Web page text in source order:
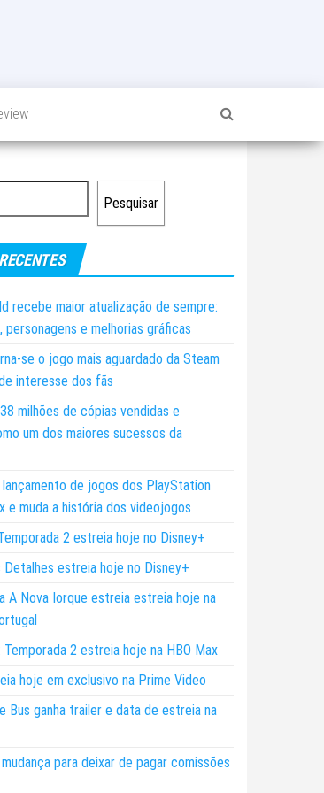
Pesquisar
recebe maior atualização de sempre:
e melhorias gráficas
se o jogo mais aguardado da Steam
interesse dos fãs
milhões de cópias vendidas e
um dos maiores sucessos da
de jogos dos PlayStation
e muda a história dos videojogos
2 estreia hoje no Disney+
estreia hoje no Disney+
A Nova Iorque estreia estreia hoje na
Temporada 2 estreia hoje na HBO Max
hoje em exclusivo na Prime Video
Bus ganha trailer e data de estreia na
para deixar de pagar comissões